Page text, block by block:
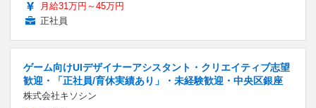
月給31万円～45万円
正社員
ゲーム向けUIデザイナーアシスタント・クリエイティブ志望
歓迎・「正社員/育休実績あり」・未経験歓迎・中央区銀座
株式会社キソシン